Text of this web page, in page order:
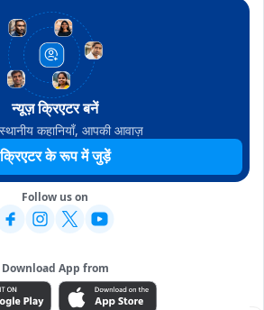
न्यूज़ क्रिएटर बनें
कहानियाँ, आपकी आवाज़
क्रिएटर के रूप में जुड़ें
Follow us on
Download App from